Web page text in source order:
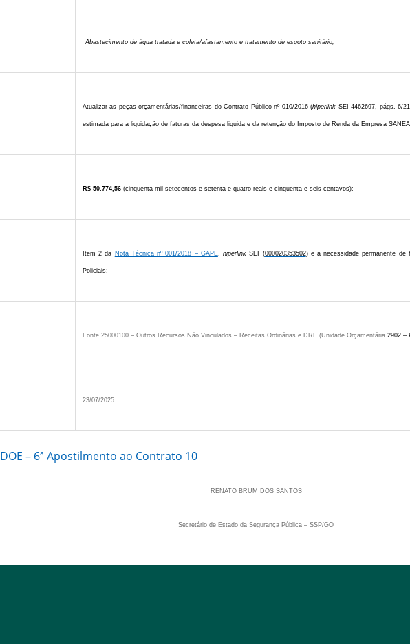
Abastecimento de água tratada e coleta/afastamento e tratamento de esgoto sanitário;
Atualizar as peças orçamentárias/financeiras do Contrato Público nº 010/2016 (hiperlink SEI4462697, págs. 6/
estimada para a liquidação de faturas da despesa liquida e da retenção do Imposto de Renda da Empresa
R$ 50.774,56 (cinquenta mil setecentos e setenta e quatro reais e cinquenta e seis centavos);
Item 2 da Nota Técnica nº 001/2018 – GAPE,hiperlink SEI (000020353502) e a necessidade permanente de
Policiais;
Fonte 25000100 – Outros Recursos Não Vinculados – Receitas Ordinárias e DRE (Unidade Orçamentária 2902 –
23/07/2025.
DOE – 6ª Apostilmento ao Contrato 10
RENATO BRUM DOS SANTOS
Secretário de Estado da Segurança Pública – SSP/GO